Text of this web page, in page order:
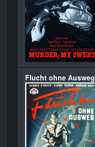
Flucht ohne Ausweg